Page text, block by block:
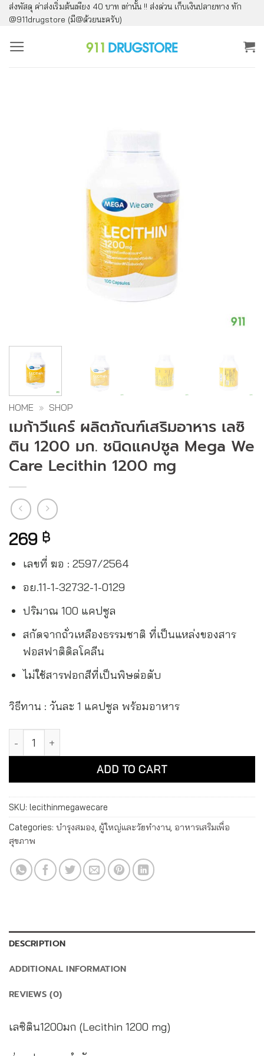
ข้าม
ไป
ยัง
ส่งพัสดุ ค่าส่งเริ่มต้นเพียง 40 บาท เท่านั้น !! ส่งด่วน เก็บเงินปลายทาง ทัก
@911drugstore (มี@ด้วยนะครับ)
HOME » SHOP
เมก้าวีแคร์ ผลิตภัณฑ์เสริมอาหาร เลซิ
ติน 1200 มก. ชนิดแคปซูล Mega We
Care Lecithin 1200 mg
269 ฿
เลขที่ ฆอ : 2597/2564
อย.11-1-32732-1-0129
ปริมาณ 100 แคปซูล
สกัดจากถั่วเหลืองธรรมชาติ ที่เป็นแหล่งของสาร
ฟอสฟาติดิลโคลีน
ไม่ใช้สารฟอกสีที่เป็นพิษต่อตับ
วิธีทาน : วันละ 1 แคปซูล พร้อมอาหาร
เมก้าวีแคร์ ผลิตภัณฑ์เสริมอาหาร เลซิติน 1200 มก. ชนิดแคปซูล
ADD TO CART
Alternative:
SKU: lecithinmegawecare
Categories: บำรุงสมอง ผู้ใหญ่และวัยทำงาน อาหารเสริมเพื่อ
สุขภาพ
DESCRIPTION
ADDITIONAL INFORMATION
REVIEWS (0)
เลซิติน1200มก (Lecithin 1200 mg)